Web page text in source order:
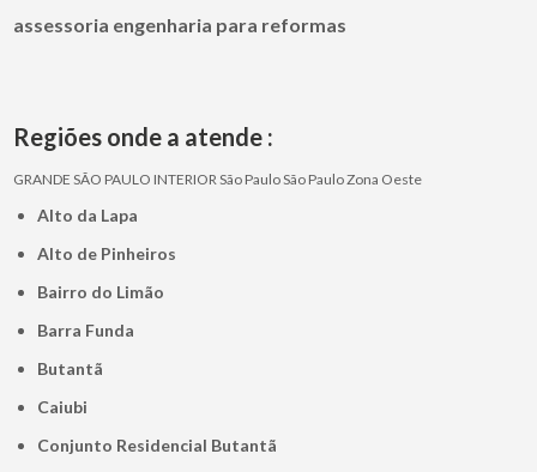
assessoria engenharia para reformas
Regiões onde a atende :
GRANDE SÃO PAULO INTERIORSão PauloSão PauloZona Oeste
Alto da Lapa
Alto de Pinheiros
Bairro do Limão
Barra Funda
Butantã
Caiubi
Conjunto Residencial Butantã